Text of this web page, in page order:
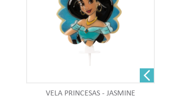
VELA PRINCESAS - JASMINE